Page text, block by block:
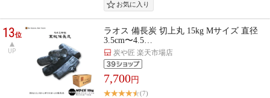
13位
UP
ラオス 備長炭 切上丸 15kg Mサイズ 直径
3.5cm〜4.5…
炭や匠 楽天市場店
7,700円
(7)